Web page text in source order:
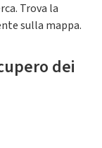
Trova la
sulla mappa.
dei